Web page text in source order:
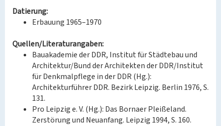
Datierung:
Erbauung 1965–1970
Quellen/Literaturangaben:
Bauakademie der DDR, Institut für Städtebau und
Architektur/Bund der Architekten der DDR/Institut
für Denkmalpflege in der DDR (Hg.):
Architekturführer DDR. Bezirk Leipzig. Berlin 1976, S.
131.
Pro Leipzig e. V. (Hg.): Das Bornaer Pleißeland.
Zerstörung und Neuanfang. Leipzig 1994, S. 160.